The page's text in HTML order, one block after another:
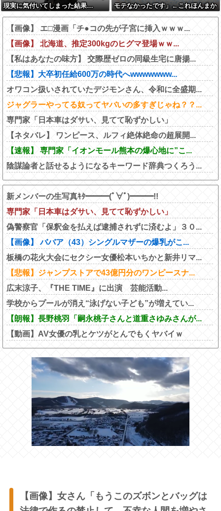
現実に気付いてしまった結果…
モテなかったです」←これほんまか
ぁ？w w w w w w w w
【画像】 エ□漫画「チ●コの先が子宮に挿入ｗｗｗ...
【画像】 北海道、推定300kgのヒグマ登場ｗｗ...
【私はあなたの味方】 交際歴ゼロの同級生宅に唐揚...
【悲報】大卒初任給600万の時代へwwwwwww...
オワコン扱いされていたデジモンさん、令和に全盛期...
ジャグラーやってる奴ってヤバいの多すぎじゃね？？...
専門家「日本車はダサい、見てて恥ずかしい」
【ネタバレ】 ワンピース、ルフィ絶体絶命の超展開...
【速報】 専門家「イオンモール熊本の爆心地に”こ...
陰謀論者と話せるようになるキーワード辞典つくろう...
新メンバーの生写真ｷﾀ━━━(ﾟ∀ﾟ)━━━!!
専門家「日本車はダサい、見てて恥ずかしい」
偽警察官「保釈金を払えば逮捕されずに済むよ」３０...
【画像】 ババア（43）シングルマザーの爆乳がこ...
板橋の花火大会にセクシー女優松本いちかと新井リマ...
【悲報】ジャンプストアで43億円分のワンピースナ...
広末涼子、『THE TIME』に出演 芸能活動...
学校からプールが消え“泳げない子ども”が増えてい...
【朗報】長野桃羽「嗣永桃子さんと道重さゆみさんが...
【動画】AV女優の乳とケツがとんでもくヤバイｗ
【画像】女さん「もうこのズボンとバッグは